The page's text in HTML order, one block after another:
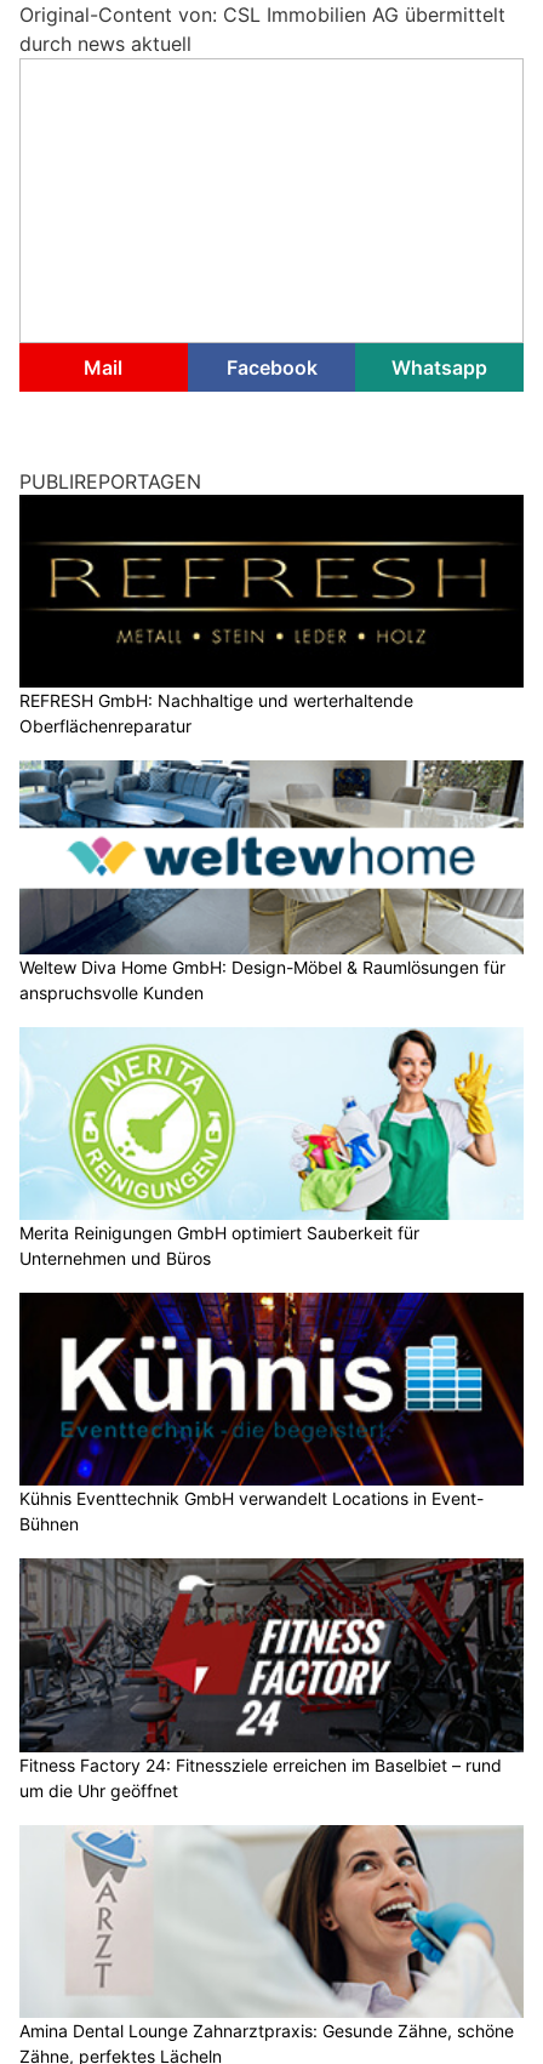
Original-Content von: CSL Immobilien AG übermittelt
durch news aktuell
Mail Facebook Whatsapp
PUBLIREPORTAGEN
REFRESH GmbH: Nachhaltige und werterhaltende
Oberflächenreparatur
Weltew Diva Home GmbH: Design-Möbel & Raumlösungen für
anspruchsvolle Kunden
Merita Reinigungen GmbH optimiert Sauberkeit für
Unternehmen und Büros
Kühnis Eventtechnik GmbH verwandelt Locations in Event-
Bühnen
Fitness Factory 24: Fitnessziele erreichen im Baselbiet – rund
um die Uhr geöffnet
Amina Dental Lounge Zahnarztpraxis: Gesunde Zähne, schöne
Zähne, perfektes Lächeln